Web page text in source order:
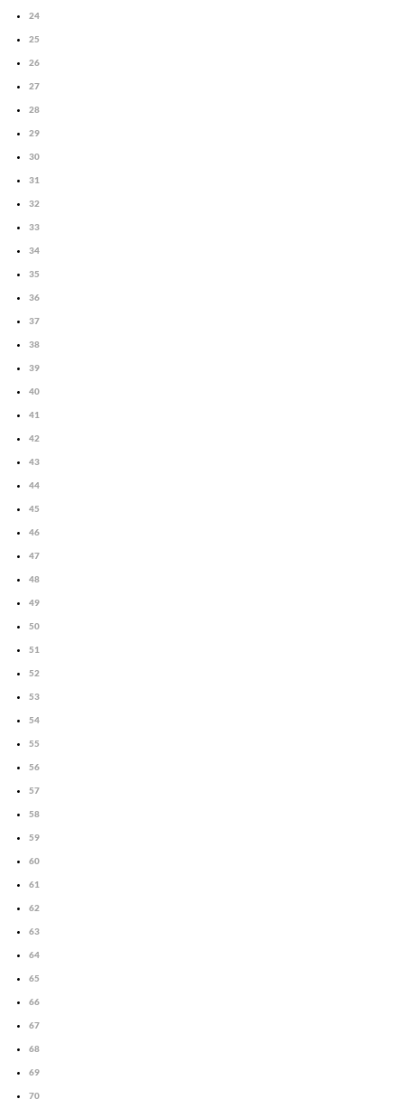
24
25
26
27
28
29
30
31
32
33
34
35
36
37
38
39
40
41
42
43
44
45
46
47
48
49
50
51
52
53
54
55
56
57
58
59
60
61
62
63
64
65
66
67
68
69
70